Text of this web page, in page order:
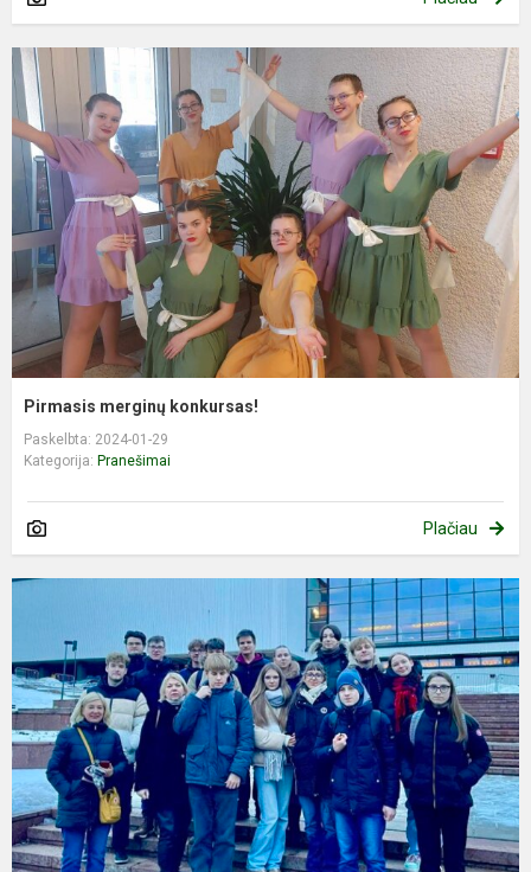
Pirmasis merginų konkursas!
Paskelbta: 2024-01-29
Kategorija: Pranešimai
Plačiau